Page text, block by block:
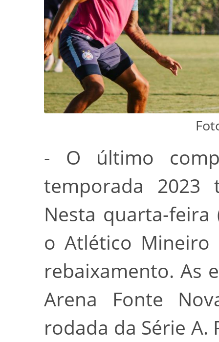
- O último
temporada 2023
Nesta quarta-feira
o Atlético
rebaixamento. As
Arena Fonte
rodada da Série